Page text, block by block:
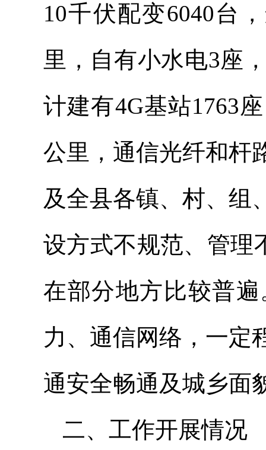
10千伏配变6040台
里，自有小水电3座
计建有4G基站1763
公里，通信光纤和杆
及全县各镇、村、组
设方式不规范、管理
在部分地方比较普
力、通信网络，一定
通安全畅通及城乡面
二、工作开展情况